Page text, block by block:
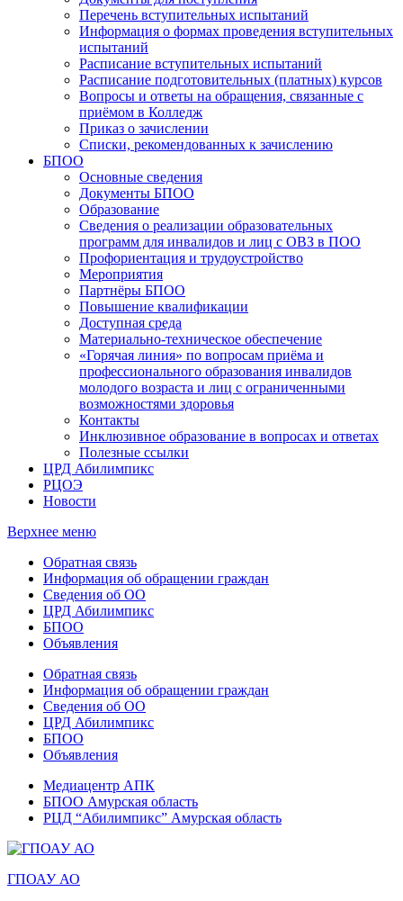
Перечень вступительных испытаний
Информация о формах проведения вступительных
испытаний
Расписание вступительных испытаний
Расписание подготовительных (платных) курсов
Вопросы и ответы на обращения, связанные с
приёмом в Колледж
Приказ о зачислении
Списки, рекомендованных к зачислению
БПОО
Основные сведения
Документы БПОО
Образование
Сведения о реализации образовательных
программ для инвалидов и лиц с ОВЗ в ПОО
Профориентация и трудоустройство
Мероприятия
Партнёры БПОО
Повышение квалификации
Доступная среда
Материально-техническое обеспечение
«Горячая линия» по вопросам приёма и
профессионального образования инвалидов
молодого возраста и лиц с ограниченными
возможностями здоровья
Контакты
Инклюзивное образование в вопросах и ответах
Полезные ссылки
ЦРД Абилимпикс
РЦОЭ
Новости
Верхнее меню
Обратная связь
Информация об обращении граждан
Сведения об ОО
ЦРД Абилимпикс
БПОО
Объявления
Обратная связь
Информация об обращении граждан
Сведения об ОО
ЦРД Абилимпикс
БПОО
Объявления
Медиацентр АПК
БПОО Амурская область
РЦД “Абилимпикс” Амурская область
ГПОАУ АО